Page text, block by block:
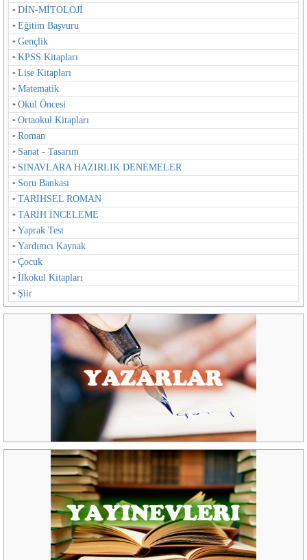
DİN-MİTOLOJİ
Eğitim Başvuru
Gençlik
KPSS Kitapları
Lise Kitapları
Matematik
Okul Öncesi
Ortaokul Kitapları
Roman
Sanat - Tasarım
SINAVLARA HAZIRLIK DENEMELER
Soru Bankası
TARİHSEL ROMAN
TARİH İNCELEME
Yaprak Test
Yardımcı Kaynak
Çocuk
İlkokul Kitapları
Şiir